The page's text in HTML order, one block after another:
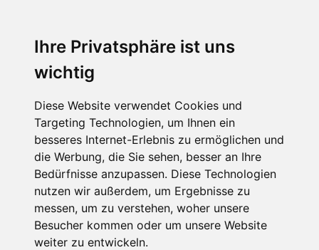
Ihre Privatsphäre ist uns
wichtig
Diese Website verwendet Cookies und
Targeting Technologien, um Ihnen ein
besseres Internet-Erlebnis zu ermöglichen und
die Werbung, die Sie sehen, besser an Ihre
Bedürfnisse anzupassen. Diese Technologien
nutzen wir außerdem, um Ergebnisse zu
messen, um zu verstehen, woher unsere
Besucher kommen oder um unsere Website
weiter zu entwickeln.